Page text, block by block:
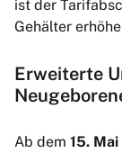
ist der
Gehälter
Erweiterte
Ab dem 15. Mai